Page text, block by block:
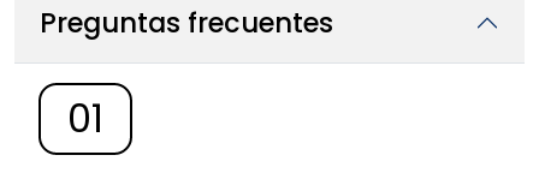
Preguntas frecuentes
01